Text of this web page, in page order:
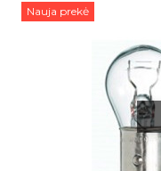
Nauja prekė